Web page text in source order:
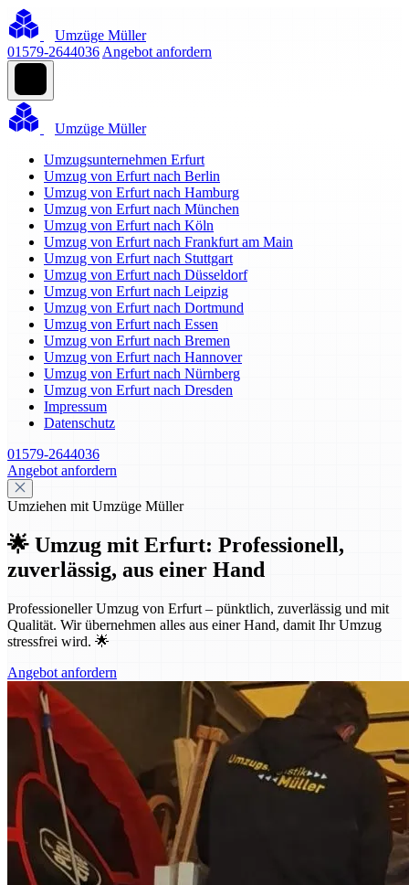
Umzüge Müller
01579-2644036 Angebot anfordern
Umzüge Müller
Umzugsunternehmen Erfurt
Umzug von Erfurt nach Berlin
Umzug von Erfurt nach Hamburg
Umzug von Erfurt nach München
Umzug von Erfurt nach Köln
Umzug von Erfurt nach Frankfurt am Main
Umzug von Erfurt nach Stuttgart
Umzug von Erfurt nach Düsseldorf
Umzug von Erfurt nach Leipzig
Umzug von Erfurt nach Dortmund
Umzug von Erfurt nach Essen
Umzug von Erfurt nach Bremen
Umzug von Erfurt nach Hannover
Umzug von Erfurt nach Nürnberg
Umzug von Erfurt nach Dresden
Impressum
Datenschutz
01579-2644036
Angebot anfordern
Umziehen mit Umzüge Müller
🌟 Umzug mit Erfurt: Professionell,
zuverlässig, aus einer Hand
Professioneller Umzug von Erfurt – pünktlich, zuverlässig und mit
Qualität. Wir übernehmen alles aus einer Hand, damit Ihr Umzug
stressfrei wird. 🌟
Angebot anfordern